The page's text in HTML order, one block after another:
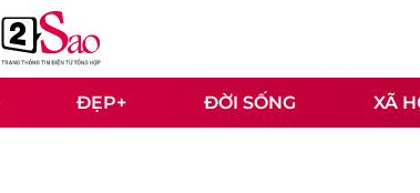
ĐẸP+ ĐỜI SỐNG XÃ